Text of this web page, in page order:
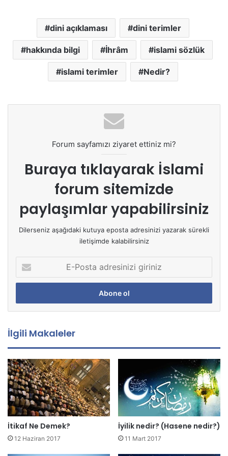
dini açıklaması dini terimler
hakkında bilgi İhrâm islami sözlük
islami terimler Nedir?
Forum sayfamızı ziyaret ettiniz mi?
Buraya tıklayarak İslami
forum sitemizde
paylaşımlar yapabilirsiniz
Dilerseniz aşağıdaki kutuya eposta adresinizi yazarak sürekli
iletişimde kalabilirsiniz
P
s
a
d
r
e
s
i
n
i
z
g
i
İlgili Makaleler
İtikaf Ne Demek?
12 Haziran 2017
İyilik nedir? (Hasene nedir?)
11 Mart 2017